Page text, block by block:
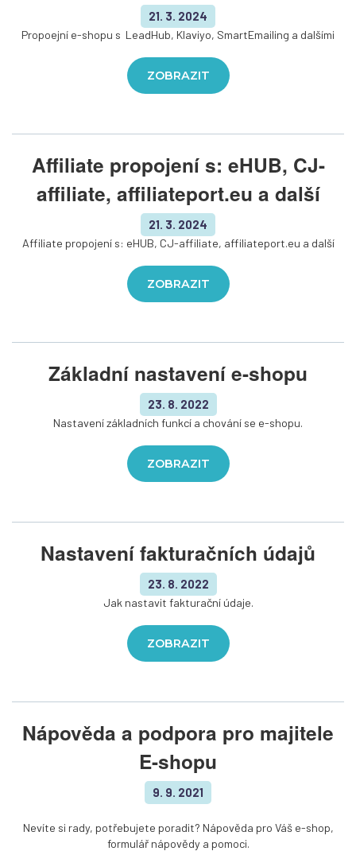
21. 3. 2024
Propoejní e-shopu s LeadHub, Klaviyo, SmartEmailing a dalšími
ZOBRAZIT
Affiliate propojení s: eHUB, CJ-
affiliate, affiliateport.eu a další
21. 3. 2024
Affiliate propojení s: eHUB, CJ-affiliate, affiliateport.eu a další
ZOBRAZIT
Základní nastavení e-shopu
23. 8. 2022
Nastavení základních funkcí a chování se e-shopu.
ZOBRAZIT
Nastavení fakturačních údajů
23. 8. 2022
Jak nastavit fakturační údaje.
ZOBRAZIT
Nápověda a podpora pro majitele
E-shopu
9. 9. 2021
Nevíte si rady, potřebujete poradit? Nápověda pro Váš e-shop,
formulář nápovědy a pomoci.